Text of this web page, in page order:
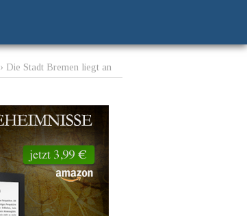
› Die Stadt Bremen liegt an